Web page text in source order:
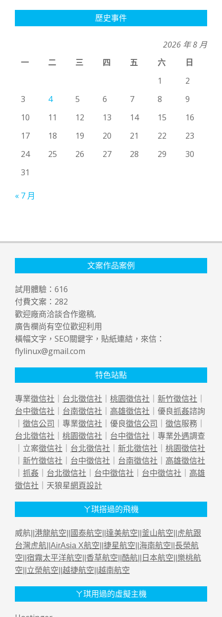
歷史事件
2026 年 8 月
一
二 三 四 五 六
日
1
2
3
4 5 6 7 8
9
10
11 12 13 14 15
16
17
18 19 20 21 22
23
24
25 26 27 28 29
30
31
« 7 月
文案作品案例
試用體驗： 616
付費文案： 282
歡迎廠商洽談合作邀稿,
廣告欄尚有空位歡迎利用
橫幅文字，SEO關鍵字，貼紙連結，來信：
flylinux@gmail.com
特色站點
專業徵信社 ｜ 台北徵信社 ｜ 桃園徵信社 ｜ 新竹徵信社 ｜
台中徵信社 ｜ 台南徵信社 ｜ 高雄徵信社 ｜優良抓姦諮詢
｜ 徵信公司 ｜專業徵信社 ｜優良徵信公司 ｜ 徵信服務｜
台北徵信社 ｜ 桃園徵信社 ｜ 台中徵信社 ｜專業外遇調查
｜立案徵信社 ｜ 台北徵信社 ｜ 新北徵信社 ｜ 桃園徵信社
｜ 新竹徵信社 ｜ 台中徵信社 ｜ 台南徵信社 ｜ 高雄徵信社
｜ 抓姦 ｜ 台北徵信社 ｜ 台中徵信社 ｜ 台中徵信社 ｜ 高雄
徵信社 ｜天狼星網頁設計
ㄚ琪搭過的飛機
威航|| 港龍航空 國泰航空 達美航空 釜山航空
虎航跟
台灣虎航 AirAsia X航空 捷星航空 海南航空 長榮航
空 宿霧太平洋航空 香草航空 酷航 日本航空 樂桃航
空 立榮航空 越捷航空 越南航空
ㄚ琪用過的虛擬主機